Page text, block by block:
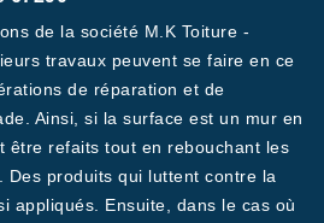
de la société M.K Toiture -
travaux peuvent se faire en ce
de réparation et de
Ainsi, si la surface est un mur en
être refaits tout en rebouchant les
Des produits qui luttent contre la
appliqués. Ensuite, dans le cas où